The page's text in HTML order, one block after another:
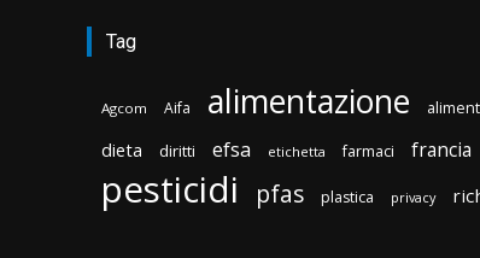
Tag
Agcom Aifa alimentazione
dieta diritti efsa etichetta farmaci francia
pesticidi pfas plastica privacy